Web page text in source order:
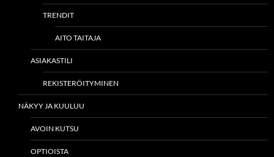
TRENDIT
AITO TAITAJA
ASIAKASTILI
REKISTERÖITYMINEN
NÄKYY JA KUULUU
AVOIN KUTSU
OPTIOISTA